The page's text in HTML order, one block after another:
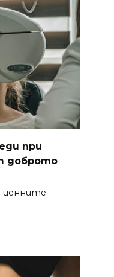
при
доброто
ценните